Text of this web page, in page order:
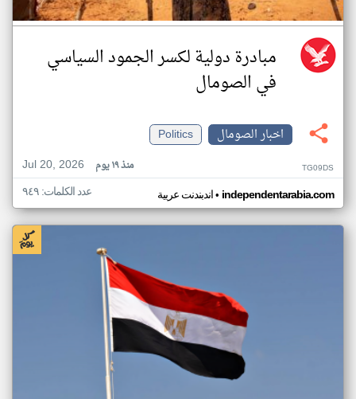
مبادرة دولية لكسر الجمود السياسي
في الصومال
اخبار الصومال
Politics
Jul 20, 2026
منذ ١٩ يوم TG09DS
اندبندنت عربية• independentarabia.com عدد الكلمات: ٩٤٩